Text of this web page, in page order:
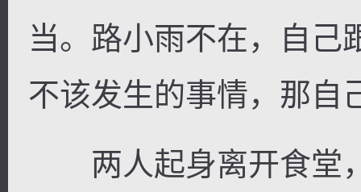
当。路小雨不在，自己
不该发生的事情，那自
两人起身离开食堂